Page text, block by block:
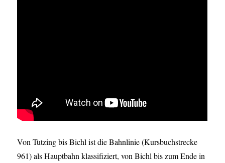
Von Tutzing bis Bichl ist die Bahnlinie (Kursbuchstrecke
961) als Hauptbahn klassifiziert, von Bichl bis zum Ende in